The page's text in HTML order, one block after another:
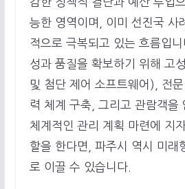
능한 영역이며, 이미 선진국 사
적으로 극복되고 있는 흐름입
성과 품질을 확보하기 위해 고
및 첨단 제어 소프트웨어), 전
력 체계 구축, 그리고 관람객을
체계적인 관리 계획 마련에 지
할을 한다면, 파주시 역시 미래
로 이끌 수 있습니다.